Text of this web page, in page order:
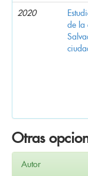
2020
de la
Otras
Autor